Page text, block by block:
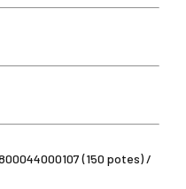
(150 potes) /